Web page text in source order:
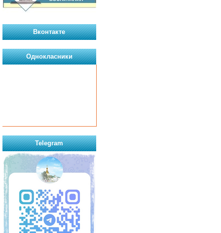
Вконтакте
Однокласники
Telegram